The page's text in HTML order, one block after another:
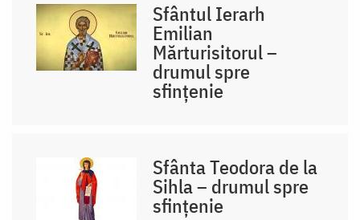
Sfântul Ierarh
Emilian
Mărturisitorul –
drumul spre
sfințenie
Sfânta Teodora de la
Sihla – drumul spre
sfințenie